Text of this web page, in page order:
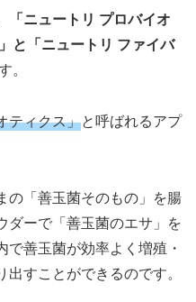
「ニュートリ プロバイオ
と「ニュートリ ファイバ
。
ティクス」と呼ばれるアプ
の「善玉菌そのもの」を腸
ダーで「善玉菌のエサ」を
善玉菌が効率よく増殖・
すことができるのです。